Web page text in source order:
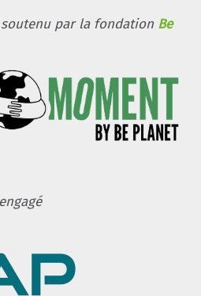
par la fondation Be